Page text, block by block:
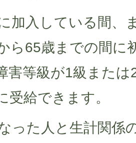
加入している間、
ら65歳までの間に
害等級が1級また
受給できます。
った人と生計関係